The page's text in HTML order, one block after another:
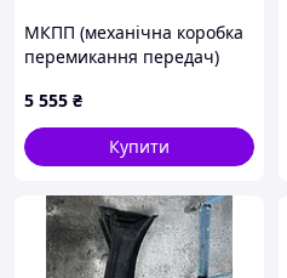
МКПП (механічна коробка
перемикання передач)
ступкаVolkswagen Passat
B5 Audi A4 B6 B7 Audi A6
C5 1.9 TDI
5 555 ₴
Купити